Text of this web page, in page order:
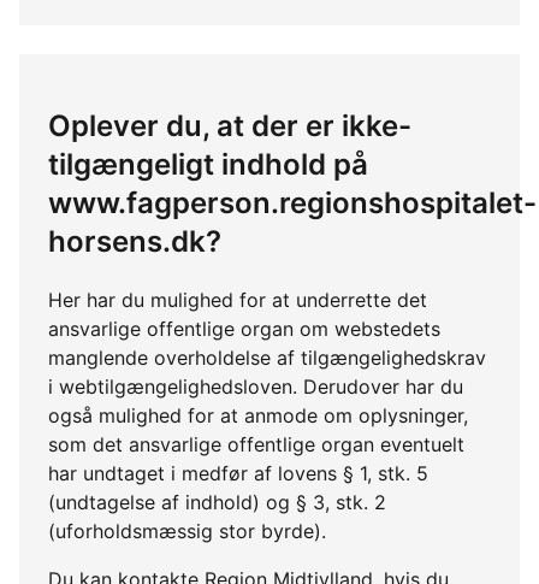
Oplever du, at der er ikke-
tilgængeligt indhold på
www.fagperson.regionshospitalet-
horsens.dk?
Her har du mulighed for at underrette det
ansvarlige offentlige organ om webstedets
manglende overholdelse af tilgængelighedskrav
i webtilgængelighedsloven. Derudover har du
også mulighed for at anmode om oplysninger,
som det ansvarlige offentlige organ eventuelt
har undtaget i medfør af lovens § 1, stk. 5
(undtagelse af indhold) og § 3, stk. 2
(uforholdsmæssig stor byrde).
Du kan kontakte Region Midtjylland, hvis du